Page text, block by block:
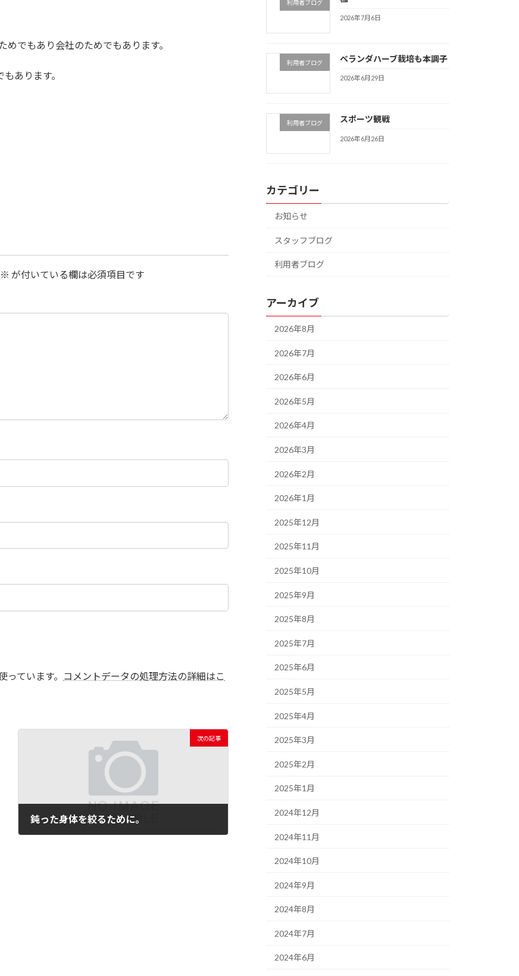
でもあり会社のためでもあります。
あります。
※ が付いている欄は必須項目です
ています。
コメントデータの処理方法の詳細はこ
次の記事
鈍った身体を絞るために。
利用者ブログ
2026年7月6日
利用者ブログ ベランダハーブ栽培も本調子
2026年6月29日
利用者ブログ スポーツ観戦
2026年6月26日
カテゴリー
お知らせ
スタッフブログ
利用者ブログ
アーカイブ
2026年8月
2026年7月
2026年6月
2026年5月
2026年4月
2026年3月
2026年2月
2026年1月
2025年12月
2025年11月
2025年10月
2025年9月
2025年8月
2025年7月
2025年6月
2025年5月
2025年4月
2025年3月
2025年2月
2025年1月
2024年12月
2024年11月
2024年10月
2024年9月
2024年8月
2024年7月
2024年6月